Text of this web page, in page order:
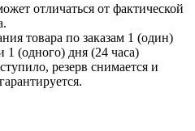
отличаться от фактической
товара по заказам 1 (один)
1 (одного) дня (24 часа)
резерв снимается и